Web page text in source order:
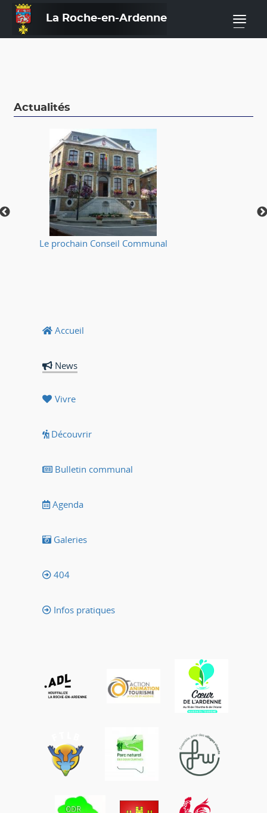
La Roche-en-Ardenne —
Actualités
Le prochain Conseil Communal
Accueil
News
Vivre
Découvrir
Bulletin communal
Agenda
Galeries
404
Infos pratiques